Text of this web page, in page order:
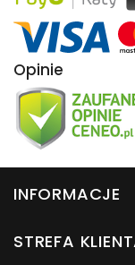
Opinie
INFORMACJE
STREFA